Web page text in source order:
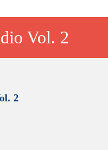
Vol. 2
2